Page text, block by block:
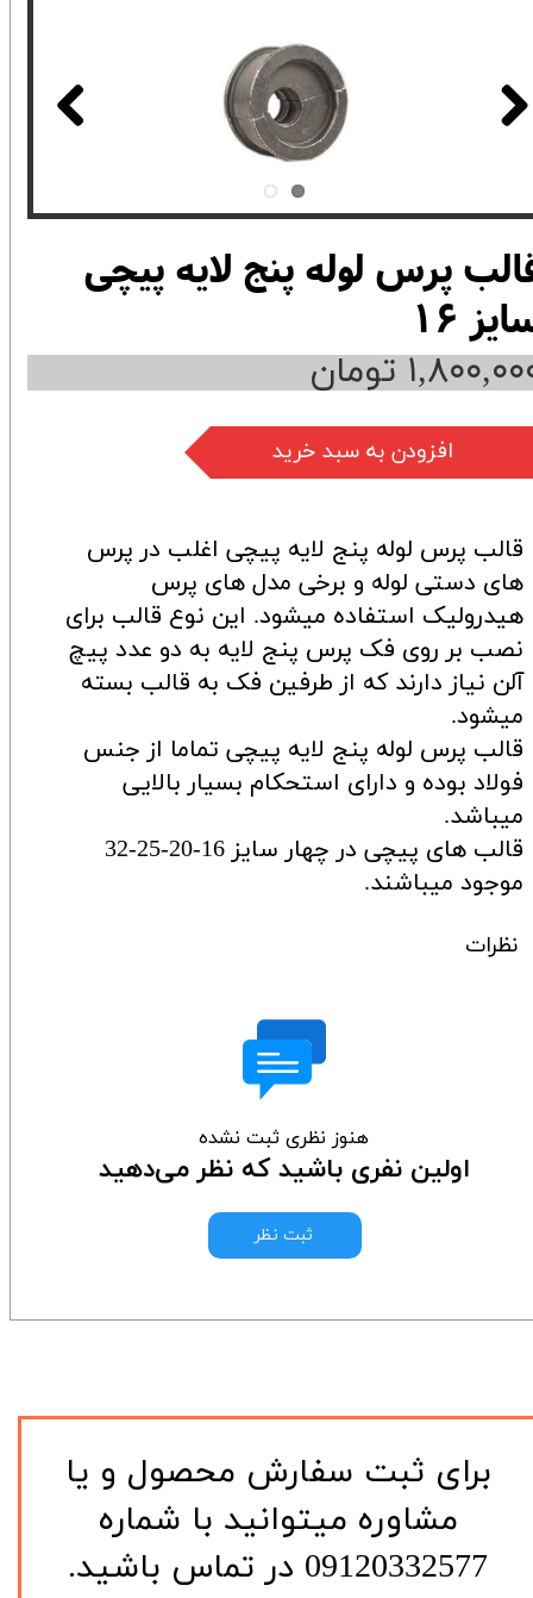
پرس لوله پنج لایه پیچی
16
تومان
افزودن به سبد خرید
قالب پرس لوله پنج لایه پیچی اغلب در پرس
های دستی لوله و برخی مدل های پرس
هیدرولیک استفاده میشود. این نوع قالب برای
نصب بر روی فک پرس پنج لایه به دو عدد پیچ
آلن نیاز دارند که از طرفین فک به قالب بسته
میشود.
قالب پرس لوله پنج لایه پیچی تماما از جنس
فولاد بوده و دارای استحکام بسیار بالایی
میباشد.
قالب های پیچی در چهار سایز 16-20-25-32
موجود میباشند.
نظرات
هنوز نظری ثبت نشده
اولین نفری باشید که نظر می‌دهید
ثبت نظر
​برای ثبت سفارش محصول و یا
مشاوره میتوانید با شماره
09120332577 در تماس باشید.